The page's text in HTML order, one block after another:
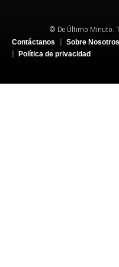
© De Último Minuto.
Contáctanos
Sobre
Política de privacidad